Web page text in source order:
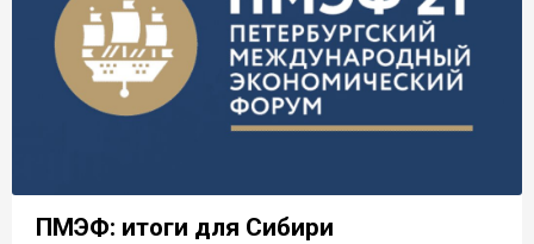
ПМЭФ: итоги для Сибири